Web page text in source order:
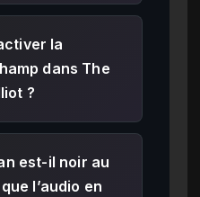
la
dans The
?
est-il noir au
l’audio en